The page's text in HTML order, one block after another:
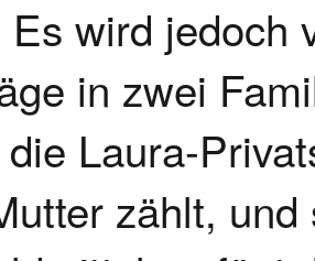
wird jedoch
in zwei
Laura-
zählt,